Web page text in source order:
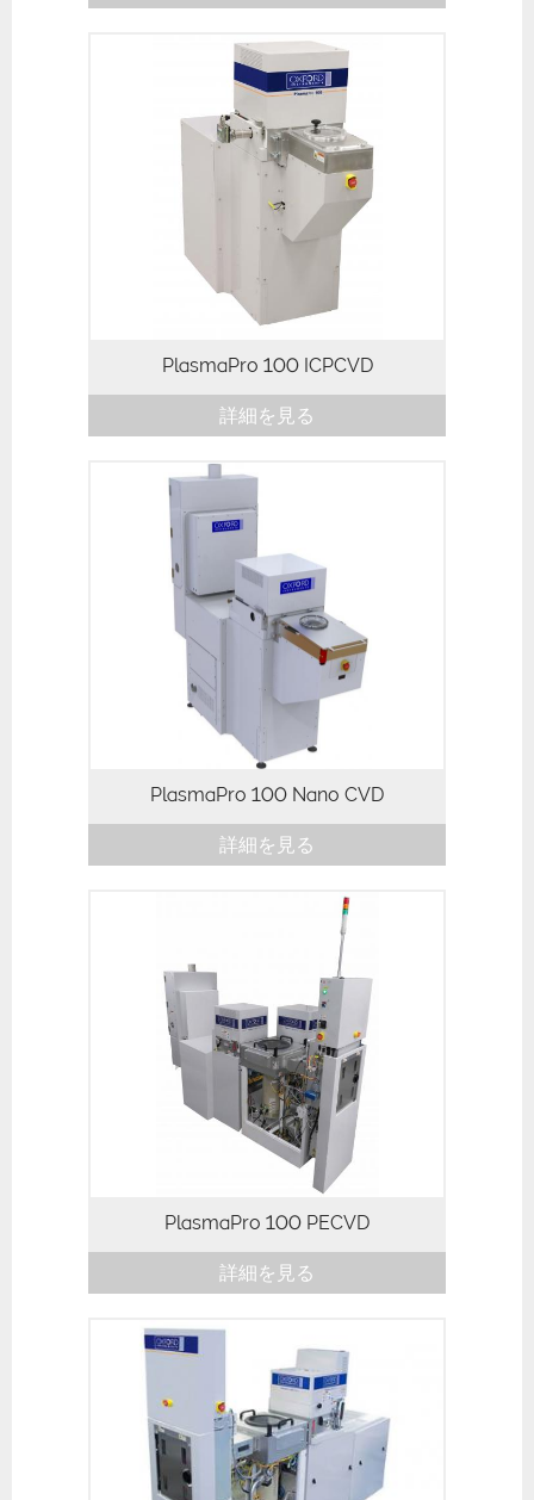
PlasmaPro 100 ICPCVD
詳細を見る
PlasmaPro 100 Nano CVD
詳細を見る
PlasmaPro 100 PECVD
詳細を見る